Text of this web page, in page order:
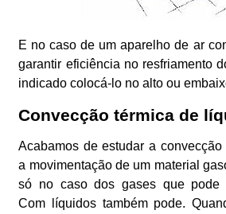
E no caso de um aparelho de ar
garantir eficiência no resfriamento
indicado colocá-lo no alto ou
Convecção térmica de
Acabamos de estudar a
a movimentação de um material
só no caso dos gases que pode
Com líquidos também pode.